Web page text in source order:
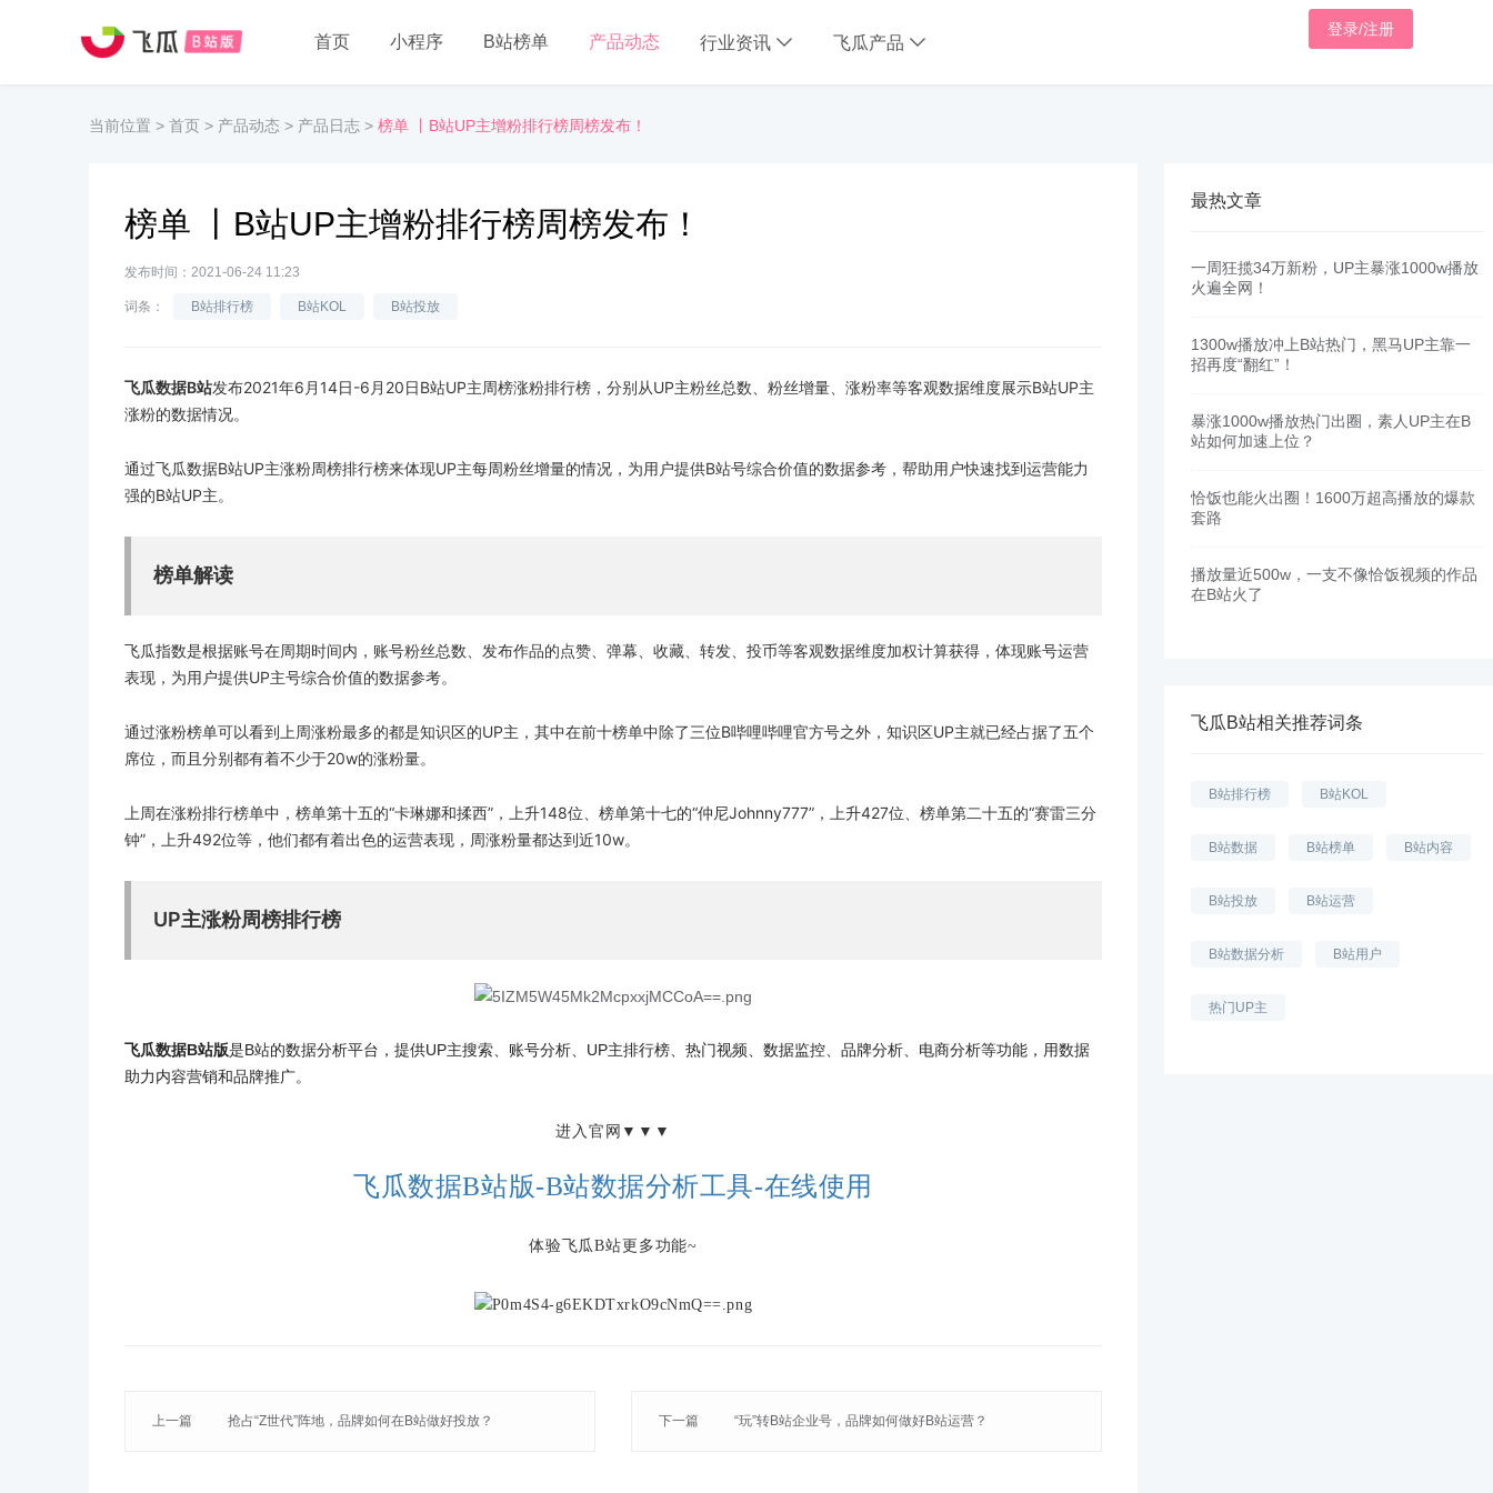
首页 小程序 B站榜单 产品动态 行业资讯 飞瓜产品
登录/注册
当前位置 > 首页 > 产品动态 > 产品日志 > 榜单 丨B站UP主增粉排行榜周榜发布！
榜单 丨B站UP主增粉排行榜周榜发布！
发布时间：2021-06-24 11:23
词条： B站排行榜 B站KOL B站投放
飞瓜数据B站发布2021年6月14日-6月20日B站UP主周榜涨粉排行榜，分别从UP主粉丝总数、粉丝增量、涨粉率等客观数据维度展示B站UP主
涨粉的数据情况。
通过飞瓜数据B站UP主涨粉周榜排行榜来体现UP主每周粉丝增量的情况，为用户提供B站号综合价值的数据参考，帮助用户快速找到运营能力
强的B站UP主。
榜单解读
飞瓜指数是根据账号在周期时间内，账号粉丝总数、发布作品的点赞、弹幕、收藏、转发、投币等客观数据维度加权计算获得，体现账号运营
表现，为用户提供UP主号综合价值的数据参考。
通过涨粉榜单可以看到上周涨粉最多的都是知识区的UP主，其中在前十榜单中除了三位B哔哩哔哩官方号之外，知识区UP主就已经占据了五个
席位，而且分别都有着不少于20w的涨粉量。
上周在涨粉排行榜单中，榜单第十五的“卡琳娜和揉西”，上升148位、榜单第十七的“仲尼Johnny777”，上升427位、榜单第二十五的“赛雷三分
钟”，上升492位等，他们都有着出色的运营表现，周涨粉量都达到近10w。
UP主涨粉周榜排行榜
飞瓜数据B站版是B站的数据分析平台，提供UP主搜索、账号分析、UP主排行榜、热门视频、数据监控、品牌分析、电商分析等功能，用数据
助力内容营销和品牌推广。
进入官网 ▼ ▼ ▼
飞瓜数据B站版-B站数据分析工具-在线使用
体验飞瓜B站更多功能~
上一篇 抢占“Z世代”阵地，品牌如何在B站做好投放？ 下一篇 “玩”转B站企业号，品牌如何做好B站运营？
最热文章
一周狂揽34万新粉，UP主暴涨1000w播放
火遍全网！
1300w播放冲上B站热门，黑马UP主靠一
招再度“翻红”！
暴涨1000w播放热门出圈，素人UP主在B
站如何加速上位？
恰饭也能火出圈！1600万超高播放的爆款
套路
播放量近500w，一支不像恰饭视频的作品
在B站火了
飞瓜B站相关推荐词条
B站排行榜 B站KOL
B站数据 B站榜单 B站内容
B站投放 B站运营
B站数据分析 B站用户
热门UP主